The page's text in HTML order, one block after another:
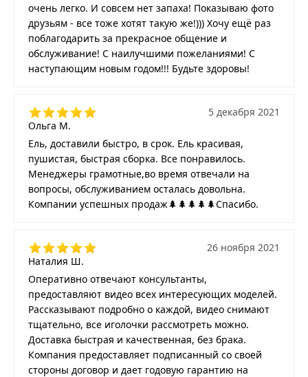
очень легко. И совсем нет запаха! Показываю фото
друзьям - все тоже хотят такую же!))) Хочу ещё раз
поблагодарить за прекрасное общение и
обслуживание! С наилучшими пожеланиями! С
наступающим новым годом!!! Будьте здоровы!
Ольга М.
5 декабря 2021
Ель, доставили быстро, в срок. Ель красивая,
пушистая, быстрая сборка. Все понравилось.
Менеджеры грамотные,во время отвечали на
вопросы, обслуживанием осталась довольна.
Компании успешных продаж🌲🌲🌲🌲🌲Спасибо.
Наталия Ш.
26 ноября 2021
Оперативно отвечают консультанты,
предоставляют видео всех интересующих моделей.
Рассказывают подробно о каждой, видео снимают
тщательно, все иголочки рассмотреть можно.
Доставка быстрая и качественная, без брака.
Компания предоставляет подписанный со своей
стороны договор и дает годовую гарантию на